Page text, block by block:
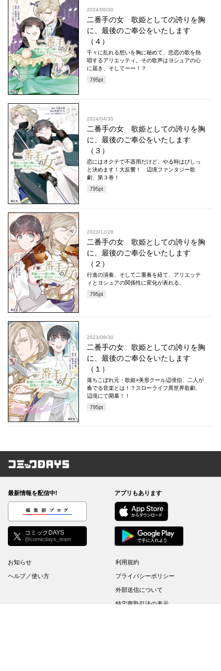
2024/08/30
二番手の女 歌姫としての誇りを胸
に、最後のご奉公をいたします
（４）
千々に乱れる想いを胸に秘めて、悲恋の歌を熱
唱するアリエッティ。その歌声はヨシュアの心
に届き、そしてーー！？
795pt
2024/04/30
二番手の女 歌姫としての誇りを胸
に、最後のご奉公をいたします
（３）
恋にはオクテで不器用だけど、やる時はびしっ
と決めます！大反響！ 辺境ファンタジー歌
劇、第３巻！
795pt
2023/12/28
二番手の女 歌姫としての誇りを胸
に、最後のご奉公をいたします
（２）
行進の演奏、そして二重奏を経て、アリエッテ
ィとヨシュアの関係性に変化が表れる。
795pt
2023/08/30
二番手の女 歌姫としての誇りを胸
に、最後のご奉公をいたします
（１）
落ちこぼれ元・歌姫×美形クール辺境伯、二人が
奏でる音楽とは！？スローライフ異世界歌劇、
辺境にて開幕！！
795pt
コミックDAYS
最新情報を配信中!
編集部ブログ
コミックDAYS
@comicdays_team
アプリもあります
お知らせ
ヘルプ／使い方
利用規約
プライバシーポリシー
外部送信について
特定商取引法の表示